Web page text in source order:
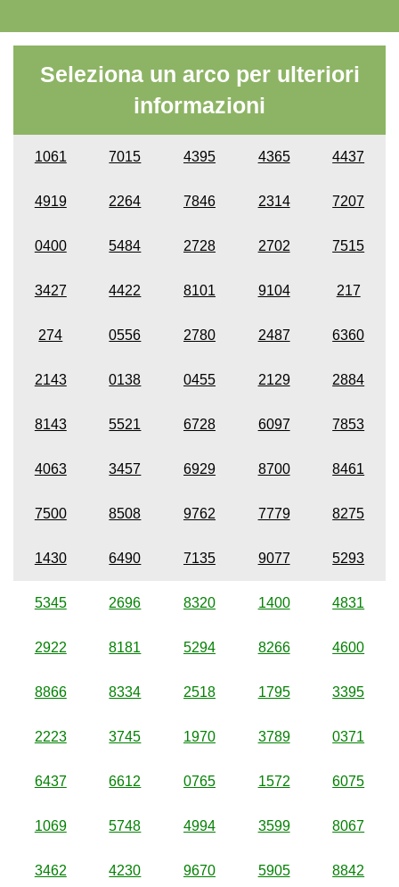
Seleziona un arco per ulteriori
informazioni
1061 7015 4395 4365 4437
4919 2264 7846 2314 7207
0400 5484 2728 2702 7515
3427 4422 8101 9104 217
274 0556 2780 2487 6360
2143 0138 0455 2129 2884
8143 5521 6728 6097 7853
4063 3457 6929 8700 8461
7500 8508 9762 7779 8275
1430 6490 7135 9077 5293
5345 2696 8320 1400 4831
2922 8181 5294 8266 4600
8866 8334 2518 1795 3395
2223 3745 1970 3789 0371
6437 6612 0765 1572 6075
1069 5748 4994 3599 8067
3462 4230 9670 5905 8842